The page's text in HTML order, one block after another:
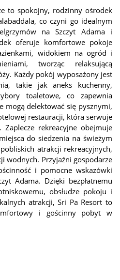
to spokojny, rodzinny ośrodek
co czyni go idealnym
na Szczyt Adama i
oferuje komfortowe pokoje
widokiem na ogród i
tworząc relaksującą
Każdy pokój wyposażony jest
takie jak aneks kuchenny,
toaletowe, co zapewnia
mogą delektować się pysznymi,
restauracji, która serwuje
rekreacyjne obejmuje
do siedzenia na świeżym
atrakcji rekreacyjnych,
wodnych. Przyjaźni gospodarze
i pomocne wskazówki
Adama. Dzięki bezpłatnemu
obsłudze pokoju i
atrakcji, Sri Pa Resort to
i gościnny pobyt w